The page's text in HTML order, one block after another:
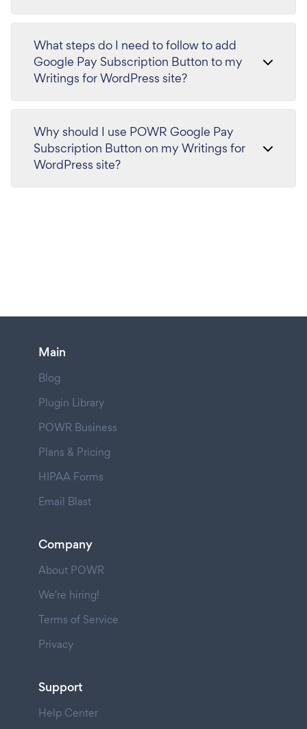
What steps do I need to follow to add
Google Pay Subscription Button to my
Writings for WordPress site?
Why should I use POWR Google Pay
Subscription Button on my Writings for
WordPress site?
Main
Blog
Plugin Library
POWR Business
Plans & Pricing
HIPAA Forms
Email Blast
Company
About POWR
We're hiring!
Terms of Service
Privacy
Support
Help Center